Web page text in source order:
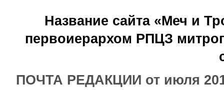
Название сайта «Меч и
первоиерархом РПЦЗ
ПОЧТА РЕДАКЦИИ от июля